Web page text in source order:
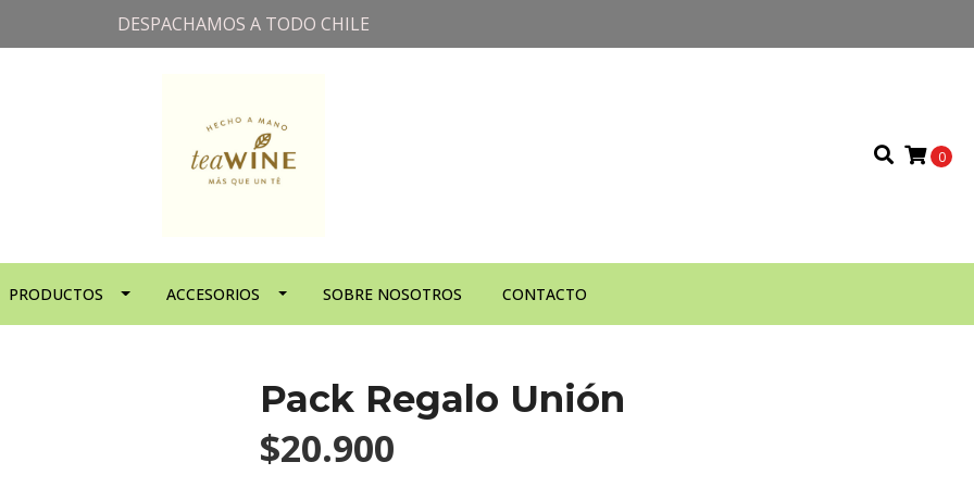
DESPACHAMOS A TODO CHILE
0
PRODUCTOS ACCESORIOS SOBRE NOSOTROS CONTACTO
Pack Regalo Unión
$20.900